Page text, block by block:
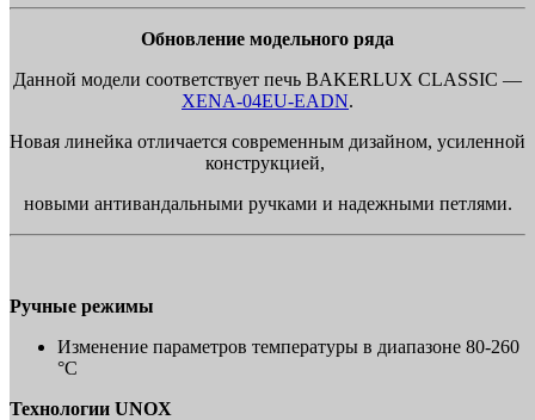
Обновление модельного ряда
Данной модели соответствует печь BAKERLUX CLASSIC —
XENA-04EU-EADN.
Новая линейка отличается современным дизайном, усиленной
конструкцией,
новыми антивандальными ручками и надежными петлями.
Ручные режимы
Изменение параметров температуры в диапазоне 80-260
°C
Технологии UNOX